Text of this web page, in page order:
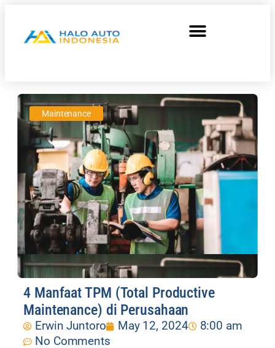
Maintenance
4 Manfaat TPM (Total Productive
Maintenance) di Perusahaan
Erwin Juntoro May 12, 2024
8:00 am
No Comments